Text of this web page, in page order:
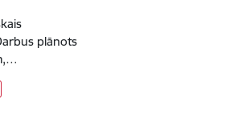
plānots